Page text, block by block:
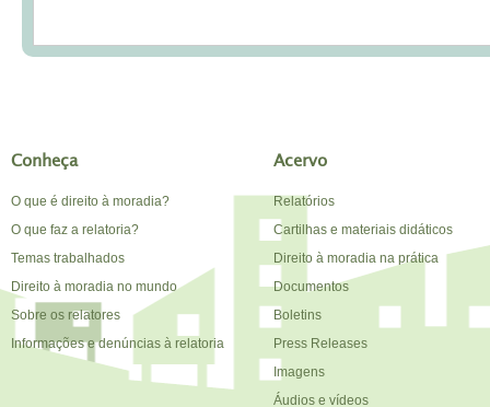
Conheça
O que é direito à moradia?
O que faz a relatoria?
Temas trabalhados
Direito à moradia no mundo
Sobre os relatores
Informações e denúncias à relatoria
Acervo
Relatórios
Cartilhas e materiais didáticos
Direito à moradia na prática
Documentos
Boletins
Press Releases
Imagens
Áudios e vídeos